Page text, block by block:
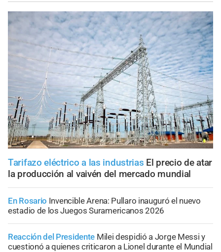
Tarifazo eléctrico a las industrias El precio de atar
la producción al vaivén del mercado mundial
En Rosario Invencible Arena: Pullaro inauguró el nuevo
estadio de los Juegos Suramericanos 2026
Reacción del Presidente Milei despidió a Jorge Messi y
cuestionó a quienes criticaron a Lionel durante el Mundial